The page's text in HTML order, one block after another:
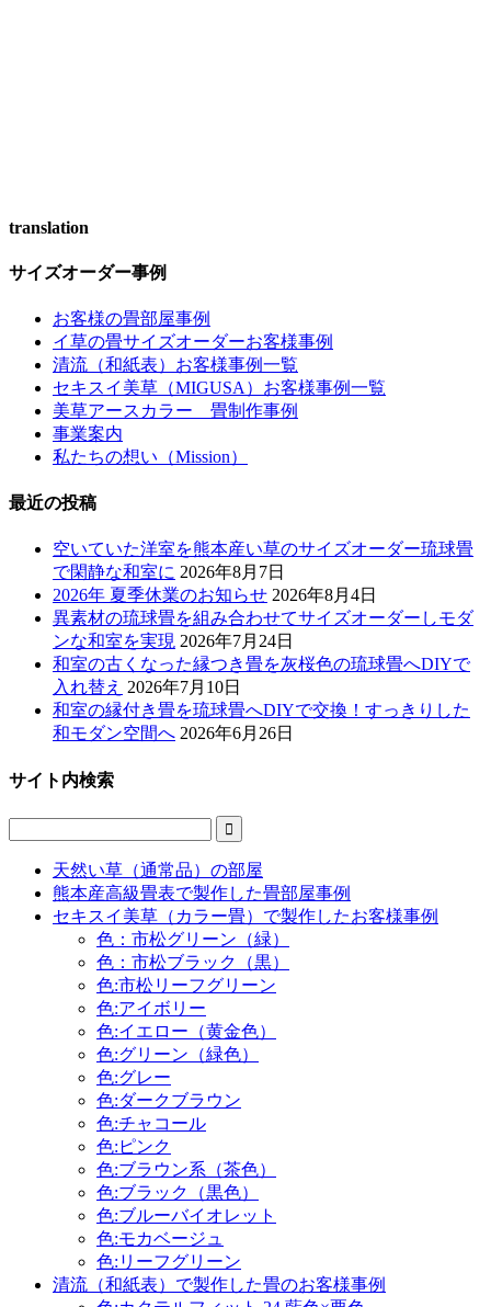
translation
サイズオーダー事例
お客様の畳部屋事例
イ草の畳サイズオーダーお客様事例
清流（和紙表）お客様事例一覧
セキスイ美草（MIGUSA）お客様事例一覧
美草アースカラー 畳制作事例
事業案内
私たちの想い（Mission）
最近の投稿
空いていた洋室を熊本産い草のサイズオーダー琉球畳
で閑静な和室に 2026年8月7日
2026年 夏季休業のお知らせ 2026年8月4日
異素材の琉球畳を組み合わせてサイズオーダーしモダ
ンな和室を実現 2026年7月24日
和室の古くなった縁つき畳を灰桜色の琉球畳へDIYで
入れ替え 2026年7月10日
和室の縁付き畳を琉球畳へDIYで交換！すっきりした
和モダン空間へ 2026年6月26日
サイト内検索

天然い草（通常品）の部屋
熊本産高級畳表で製作した畳部屋事例
セキスイ美草（カラー畳）で製作したお客様事例
色：市松グリーン（緑）
色：市松ブラック（黒）
色:市松リーフグリーン
色:アイボリー
色:イエロー（黄金色）
色:グリーン（緑色）
色:グレー
色:ダークブラウン
色:チャコール
色:ピンク
色:ブラウン系（茶色）
色:ブラック（黒色）
色:ブルーバイオレット
色:モカベージュ
色:リーフグリーン
清流（和紙表）で製作した畳のお客様事例